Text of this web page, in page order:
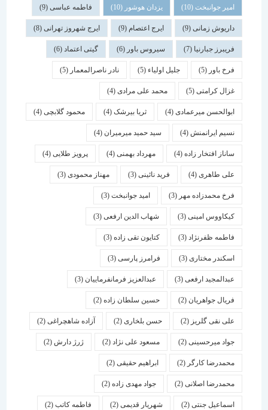
امیر جوانبخت(10) یزدان هوشور(10) فاطمه عباسی(9)
داریوش زمانی(9) ایرج اعتصام(9) ایرج شهروز تهرانی(8)
فریبرز جبارنیا(7) سیروس باور(6) گیتی اعتماد(6)
فرخ باور(5) جلیل اولیاء(5) نادر ناصرالمعمار (5)
غزال کرامتی(5) محمد علی مرادی(4)
ابوالحسن میرعمادی(4) ثریا بیرشک(4) محمود گلابچی(4)
نسیم ایرانمنش(4) سید حمید میرمیران(4)
ساناز افتخار زاده(4) مهرداد بهمنی (4) پرویز طلایی(4)
علی طاهری(4) فرید نائینی(3) مهناز محمودی(3)
فرخ محمدزاده مهر(3) امید جوانبخت(3)
کیکاووس امینی(3) شهاب الدین ارفعی(3)
فاطمه ظفرنژاد(3) کتایون تقی زاده(3)
اسكندر مختاری (3) فرامرز پارسی(3)
عبدالمجید ارفعی(3) عبدالعزیز فرمانفرماییان(3)
فریال جواهریان(2) حسین سلطان زاده(2)
علی نقی گلریز(2) حسن بلخاری(2) آزاده شاهچراغی(2)
جواد میرحسینی(2) مسعود علی نژاد(2) ژرژ دارش (2)
محمدرضا کارگر(2) ابراهیم حقیقی(2)
محمدرضا اصلانی(2) جواد مهدی زاده(2)
اسماعیل جنتی(2) شهریار قدیمی(2) فاطمه کاتب(2)